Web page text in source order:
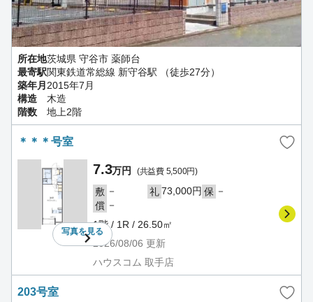
所在地茨城県 守谷市 薬師台
最寄駅関東鉄道常総線 新守谷駅 （徒歩27分）
築年月 2015年7月
構造
木造
階数
地上2階
＊＊＊号室
写真を見る
7.3万円 (共益費 5,500円)
敷 － 礼73,000円 保 －
償 －
1階 / 1R / 26.50㎡
2026/08/06 更新
ハウスコム 取手店
203号室